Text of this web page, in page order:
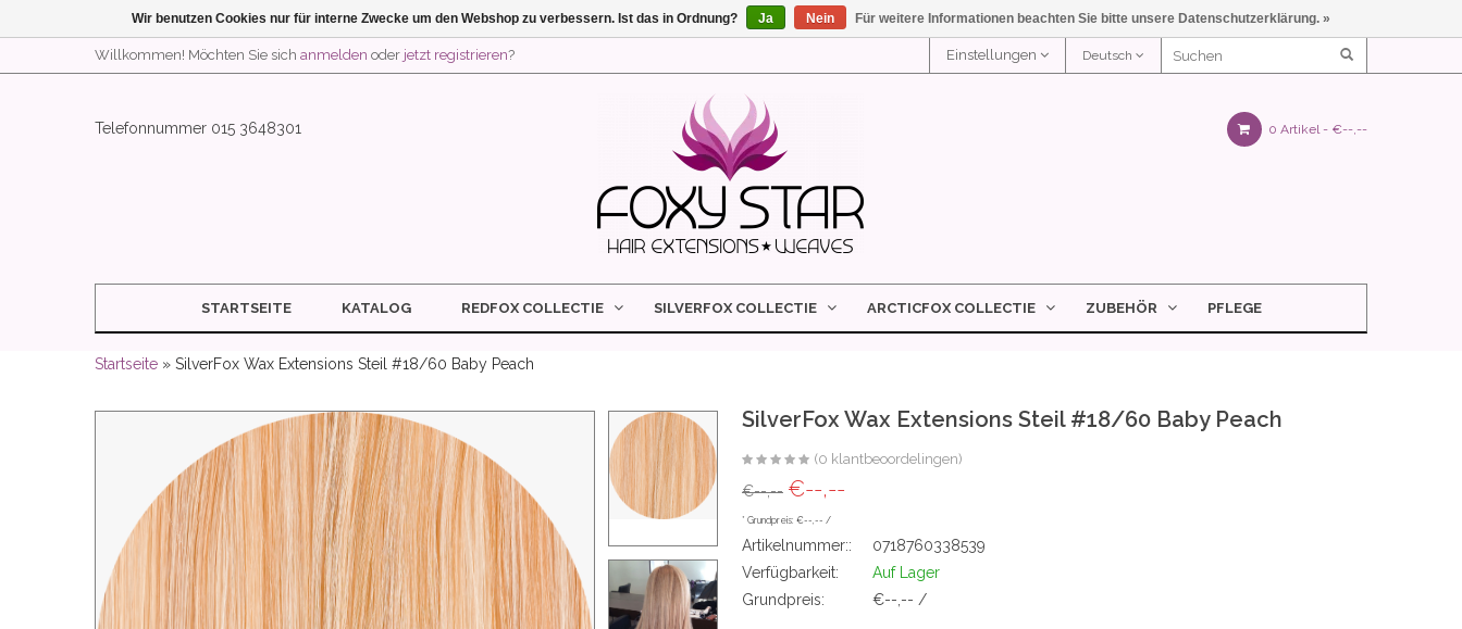
Willkommen! Möchten Sie sich anmelden oder jetzt registrieren? Deutsch
Einstellungen
Telefonnummer 015 3648301 0 Artikel - €--,--
STARTSEITE KATALOG REDFOX COLLECTIE SILVERFOX COLLECTIE ARCTICFOX COLLECTIE ZUBEHÖR PFLEGE
Startseite » SilverFox Wax Extensions Steil #18/60 Baby Peach
SilverFox Wax Extensions Steil #18/60 Baby Peach
(0 klantbeoordelingen)
€--,-- €--,--
* Grundpreis: €--,-- /
Artikelnummer::
0718760338539
Verfügbarkeit:
Auf Lager
Grundpreis:
€--,-- /
Wir benutzen Cookies nur für interne Zwecke um den Webshop zu verbessern. Ist das in Ordnung? Ja Nein Für weitere Informationen beachten Sie bitte unsere Datenschutzerklärung. »